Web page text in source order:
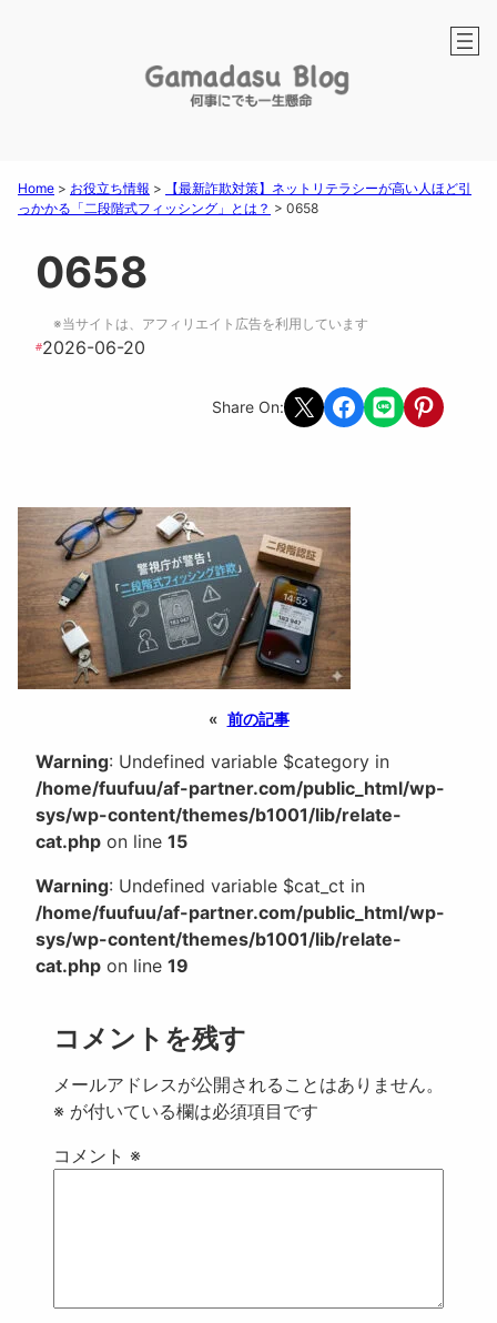
Home > お役立ち情報 >
【最新詐欺対策】ネットリテラシーが高い人ほど引
っかかる「二段階式フィッシング」とは？ > 0658
0658
※当サイトは、アフィリエイト広告を利用しています
#2026-06-20
Share On: Share on X Share on Facebook
Share on LINEShare on
« 前の記事
Warning: Undefined variable $category in
/home/fuufuu/af-partner.com/public_html/wp-
sys/wp-content/themes/b1001/lib/relate-
cat.php on line 15
Warning: Undefined variable $cat_ct in
/home/fuufuu/af-partner.com/public_html/wp-
sys/wp-content/themes/b1001/lib/relate-
cat.php on line 19
コメントを残す
メールアドレスが公開されることはありません。
※ が付いている欄は必須項目です
コメント ※